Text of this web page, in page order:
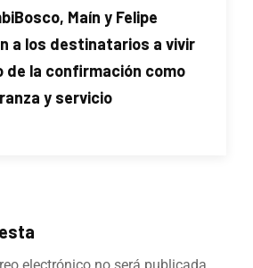
Maín y Felipe
a los destinatarios a vivir
de la confirmación como
y servicio